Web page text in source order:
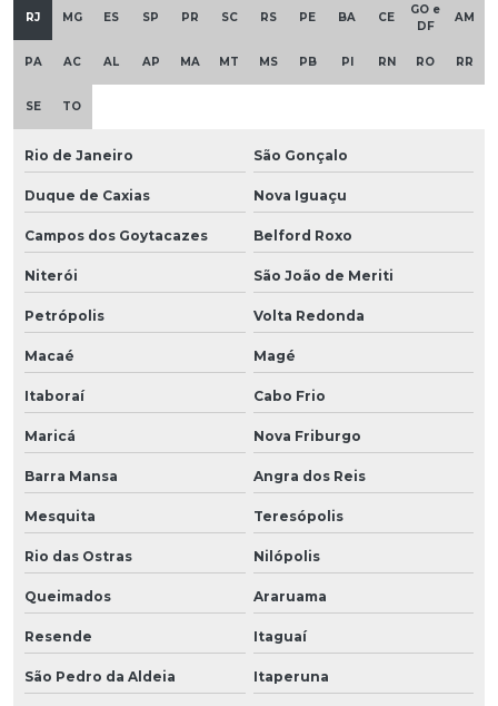
RJ MG ES SP PR SC RS PE BA CE
GO e
DF
AM
PA AC AL AP MA MT MS PB PI RN RO RR
SE TO
Rio de Janeiro São Gonçalo
Duque de Caxias Nova Iguaçu
Campos dos Goytacazes Belford Roxo
Niterói São João de Meriti
Petrópolis Volta Redonda
Macaé Magé
Itaboraí Cabo Frio
Maricá Nova Friburgo
Barra Mansa Angra dos Reis
Mesquita Teresópolis
Rio das Ostras Nilópolis
Queimados Araruama
Resende Itaguaí
São Pedro da Aldeia Itaperuna